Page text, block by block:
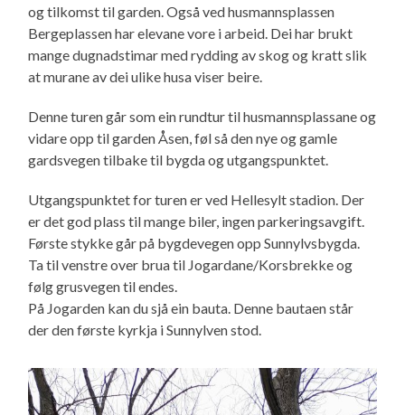
og tilkomst til garden. Også ved husmannsplassen
Bergeplassen har elevane vore i arbeid. Dei har brukt
mange dugnadstimar med rydding av skog og kratt slik
at murane av dei ulike husa viser beire.
Denne turen går som ein rundtur til husmannsplassane og
vidare opp til garden Åsen, føl så den nye og gamle
gardsvegen tilbake til bygda og utgangspunktet.
Utgangspunktet for turen er ved Hellesylt stadion. Der
er det god plass til mange biler, ingen parkeringsavgift.
Første stykke går på bygdevegen opp Sunnylvsbygda.
Ta til venstre over brua til Jogardane/Korsbrekke og
følg grusvegen til endes.
På Jogarden kan du sjå ein bauta. Denne bautaen står
der den første kyrkja i Sunnylven stod.